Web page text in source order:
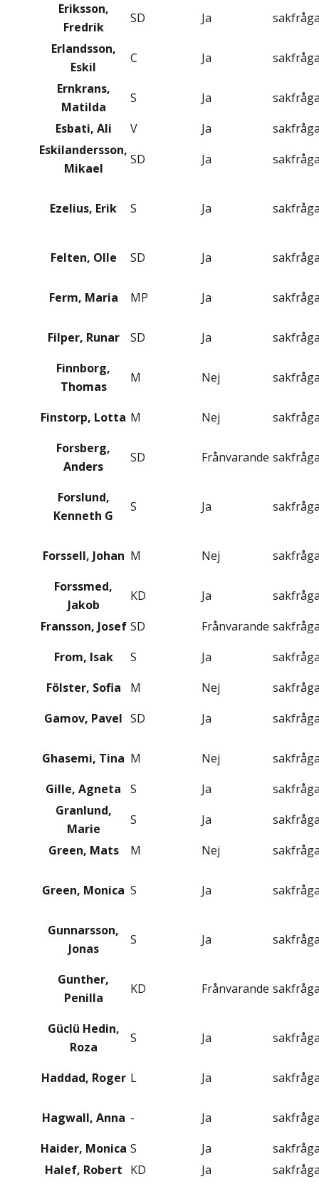
Eriksson,
Fredrik
SD Ja
Erlandsson,
Eskil
C Ja
Ernkrans,
Matilda
S Ja
Esbati, Ali
V Ja
Eskilandersson,
Mikael
SD Ja
Ezelius, Erik S Ja
Felten, Olle SD Ja
Ferm, Maria MP Ja
Filper, Runar SD Ja
Finnborg,
Thomas
M Nej
Finstorp, Lotta M Nej
Forsberg,
Anders
SD Frånvarande
Forslund,
Kenneth G
S Ja
Forssell, Johan M Nej
Forssmed,
Jakob
KD Ja
Fransson, Josef SD Frånvarande
From, Isak
S Ja
Fölster, Sofia
M Nej
Gamov, Pavel SD Ja
Ghasemi, Tina M Nej
Gille, Agneta
S Ja
Granlund,
Marie
S Ja
Green, Mats
M Nej
Green, Monica S Ja
Gunnarsson,
Jonas
S Ja
Gunther,
Penilla
KD Frånvarande
Güclü Hedin,
Roza
S Ja
Haddad, Roger L Ja
Hagwall, Anna - Ja
Haider, Monica S Ja
Halef, Robert KD Ja